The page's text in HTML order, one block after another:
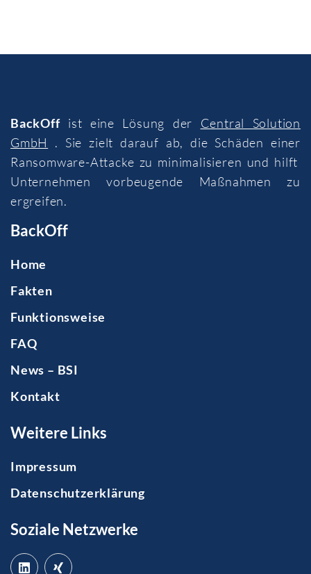
BackOffist eine Lösung der Central Solution
GmbH
. Sie zielt darauf ab, die Schäden einer
Ransomware-Attacke zu minimalisieren und hilft
Unternehmen vorbeugende Maßnahmen zu
ergreifen.
BackOff
Home
Fakten
Funktionsweise
FAQ
News – BSI
Kontakt
Weitere Links
Impressum
Datenschutzerklärung
Soziale Netzwerke